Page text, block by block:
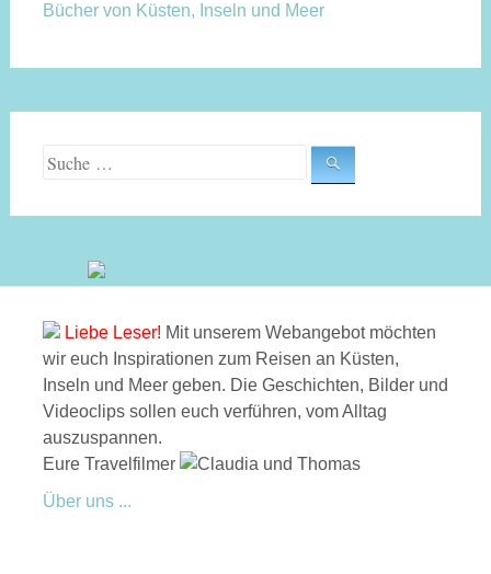
Bücher von Küsten, Inseln und Meer
Suche nach:
Liebe Leser! Mit unserem Webangebot möchten
wir euch Inspirationen zum Reisen an Küsten,
Inseln und Meer geben. Die Geschichten, Bilder und
Videoclips sollen euch verführen, vom Alltag
auszuspannen.
Eure Travelfilmer
Über uns ...